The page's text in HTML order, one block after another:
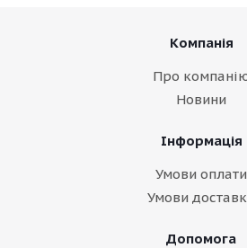
Компанія
Про
Новини
Інформація
Умови оплати
Умови
Допомога